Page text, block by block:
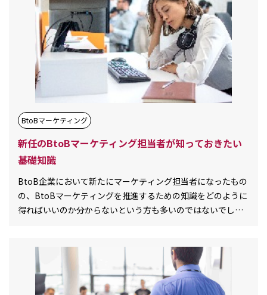
BtoBマーケティング
新任のBtoBマーケティング担当者が知っておきたい
基礎知識
BtoB企業において新たにマーケティング担当者になったもの
の、BtoBマーケティングを推進するための知識をどのように
得ればいいのか分からないという方も多いのではないでしょ